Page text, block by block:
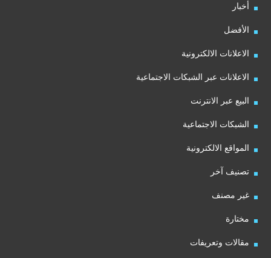
أخبار
الأفضل
الاعلانات الالكترونية
الاعلانات عبر الشبكات الاجتماعية
البيع عبر الانترنت
الشبكات الاجتماعية
المواقع الالكترونية
تصنيف آخر
غير مصنف
مختارة
مقالات وتعريفات